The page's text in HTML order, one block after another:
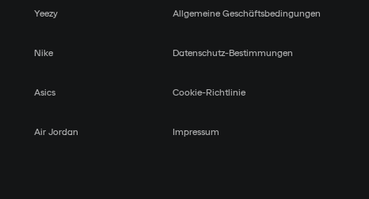
Yeezy
Nike
Asics
Air Jordan
Allgemeine Geschäftsbedingungen
Datenschutz-Bestimmungen
Cookie-Richtlinie
Impressum